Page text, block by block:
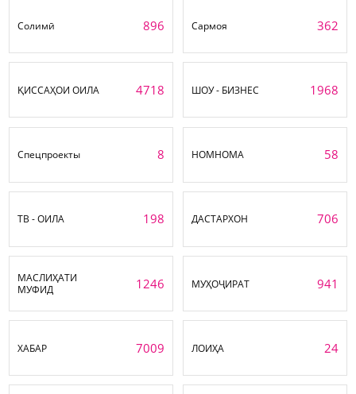
Солимӣ 896 Сармоя 362
ҚИССАҲОИ ОИЛА 4718 ШОУ - БИЗНЕС 1968
Спецпроекты 8 НОМНОМА 58
ТВ - ОИЛА 198 ДАСТАРХОН 706
МАСЛИҲАТИ
МУФИД
1246 МУҲОҶИРАТ 941
ХАБАР 7009 ЛОИҲА 24